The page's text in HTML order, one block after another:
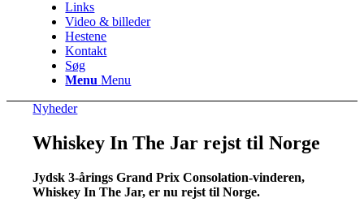
Links
Video & billeder
Hestene
Kontakt
Søg
Menu Menu
Nyheder
Whiskey In The Jar rejst til Norge
Jydsk 3-årings Grand Prix Consolation-vinderen,
Whiskey In The Jar, er nu rejst til Norge.